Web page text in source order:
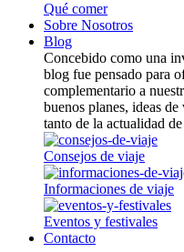
Qué comer
Sobre Nosotros
Blog
Concebido como una
blog fue pensado para
complementario a
buenos planes, ideas
tanto de la actualidad
Consejos de viaje
Informaciones de viaje
Eventos y festivales
Contacto